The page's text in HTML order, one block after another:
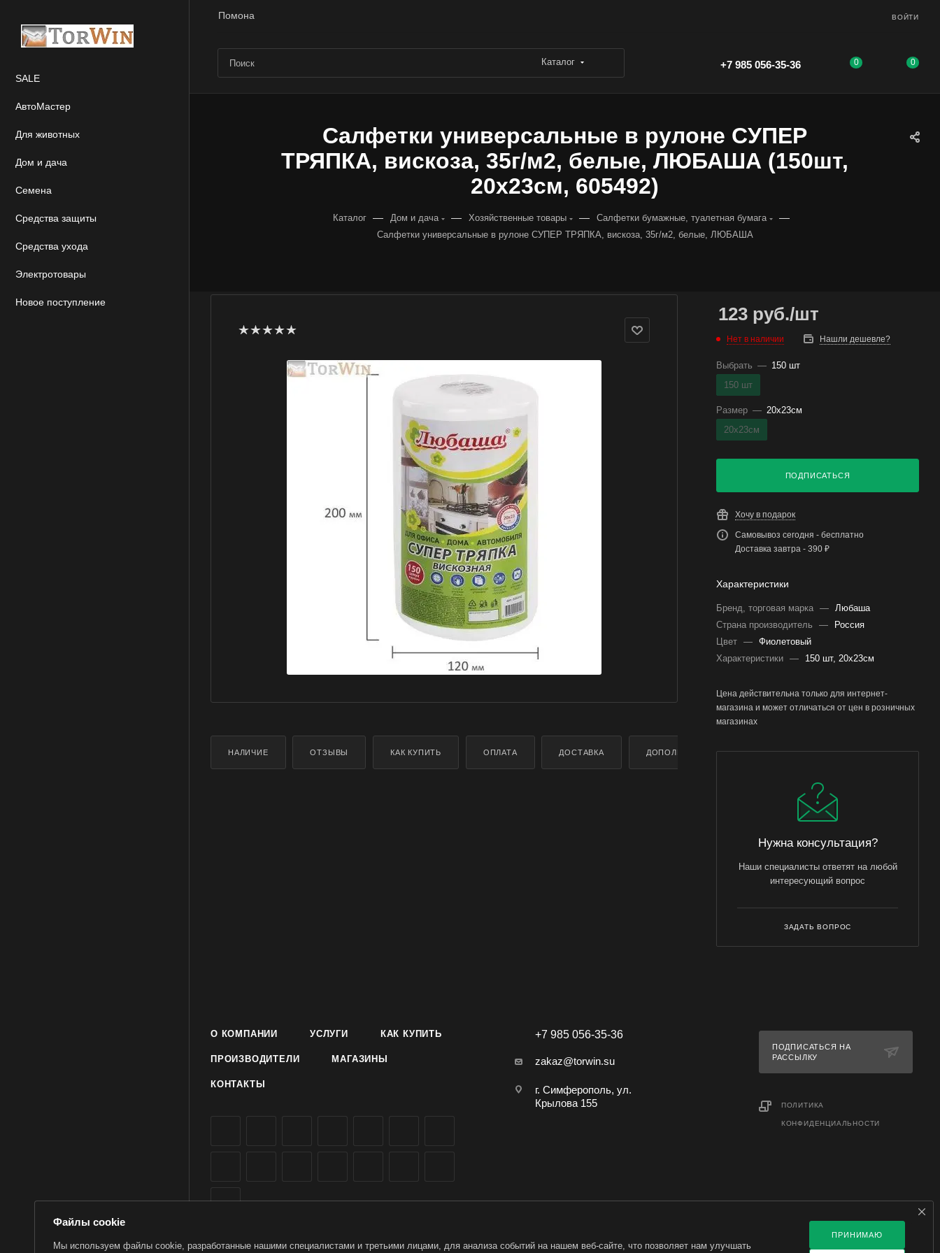
Помона ВОЙТИ
Каталог +7 985 056-35-36 0 0
SALE
АвтоМастер
Для животных
Дом и дача
Семена
Средства защиты
Средства ухода
Электротовары
Новое поступление
Салфетки универсальные в рулоне СУПЕР
ТРЯПКА, вискоза, 35г/м2, белые, ЛЮБАША (150шт,
20х23см, 605492)
Каталог — Дом и дача — Хозяйственные товары — Салфетки бумажные, туалетная бумага —
Салфетки универсальные в рулоне СУПЕР ТРЯПКА, вискоза, 35г/м2, белые, ЛЮБАША
НАЛИЧИЕ ОТЗЫВЫ КАК КУПИТЬ ОПЛАТА ДОСТАВКА ДОПОЛНИТЕЛЬНО
123 руб./шт
Нет в наличии Нашли дешевле?
Выбрать — 150 шт
150 шт
Размер — 20x23см
20x23см
ПОДПИСАТЬСЯ
Хочу в подарок
Самовывоз сегодня - бесплатно
Доставка завтра - 390 ₽
Характеристики
Бренд, торговая марка — Любаша
Страна производитель
—
Россия
Цвет — Фиолетовый
Характеристики — 150 шт, 20x23см
Цена действительна только для интернет-
магазина и может отличаться от цен в розничных
магазинах
Нужна консультация?
Наши специалисты ответят на любой
интересующий вопрос
ЗАДАТЬ ВОПРОС
О КОМПАНИИ УСЛУГИ КАК КУПИТЬ
ПРОИЗВОДИТЕЛИ МАГАЗИНЫ
КОНТАКТЫ
+7 985 056-35-36
zakaz@torwin.su
г. Симферополь, ул.
Крылова 155
ПОДПИСАТЬСЯ НА
РАССЫЛКУ
ПОЛИТИКА
КОНФИДЕНЦИАЛЬНОСТИ
Файлы cookie
Мы используем файлы cookie, разработанные нашими специалистами и третьими лицами, для анализа событий на нашем веб-сайте, что позволяет нам улучшать
ПРИНИМАЮ